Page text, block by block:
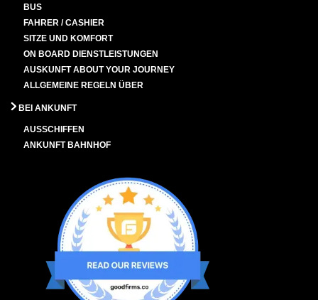
BUS
FAHRER / CASHIER
SITZE UND KOMFORT
ON BOARD DIENSTLEISTUNGEN
AUSKUNFT ABOUT YOUR JOURNEY
ALLGEMEINE REGELN ÜBER
BEI ANKUNFT
AUSSCHIFFEN
ANKUNFT BAHNHOF